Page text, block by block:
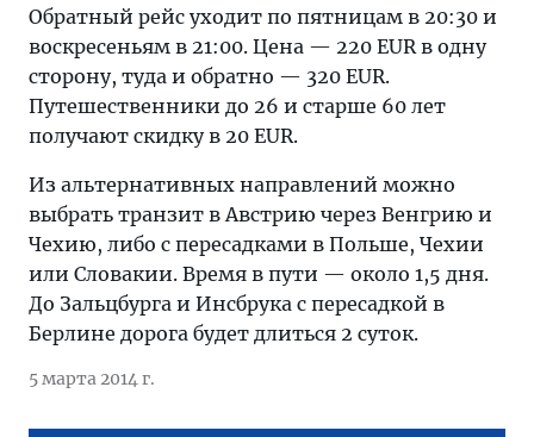
Обратный рейс уходит по пятницам в 20:30 и
воскресеньям в 21:00. Цена — 220 EUR в одну
сторону, туда и обратно — 320 EUR.
Путешественники до 26 и старше 60 лет
получают скидку в 20 EUR.
Из альтернативных направлений можно
выбрать транзит в Австрию через Венгрию и
Чехию, либо с пересадками в Польше, Чехии
или Словакии. Время в пути — около 1,5 дня.
До Зальцбурга и Инсбрука с пересадкой в
Берлине дорога будет длиться 2 суток.
5 марта 2014 г.